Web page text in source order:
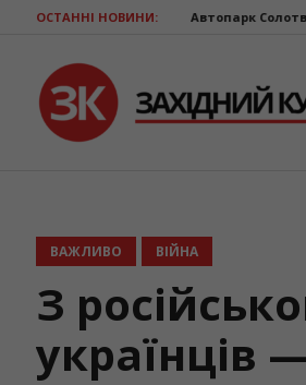
ОСТАННІ НОВИНИ:
Солотвинської громади поповнив
ВАЖЛИВО ВІЙНА
З
українців